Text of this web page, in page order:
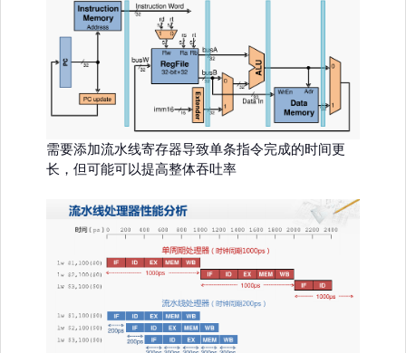
需要添加流水线寄存器导致单条指令完成的时间更
长，但可能可以提高整体吞吐率